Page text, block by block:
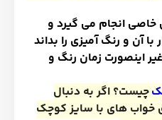
خاصی انجام می گیرد و
آن و رنگ آمیزی را بداند
اینصورت زمان رنگ و
چیست؟ اگر به دنبال
خواب های با سایز کوچک